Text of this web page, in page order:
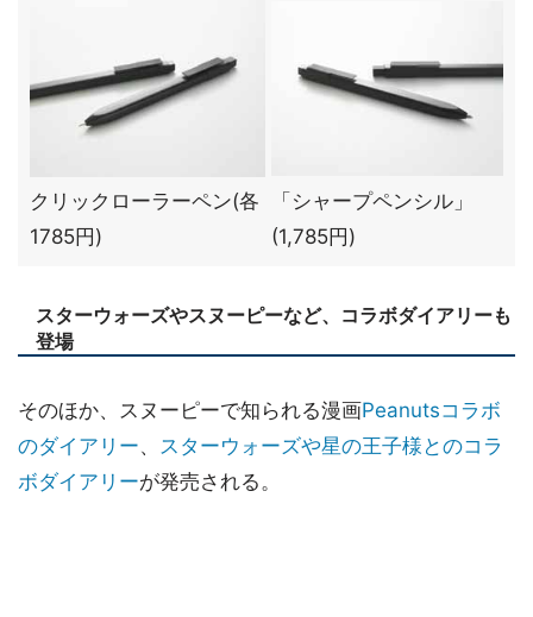
クリックローラーペン(各
1785円)
「シャープペンシル」
(1,785円)
スターウォーズやスヌーピーなど、コラボダイアリーも
登場
そのほか、スヌーピーで知られる漫画Peanutsコラボ
のダイアリー、 スターウォーズや星の王子様とのコラ
ボダイアリーが発売される。